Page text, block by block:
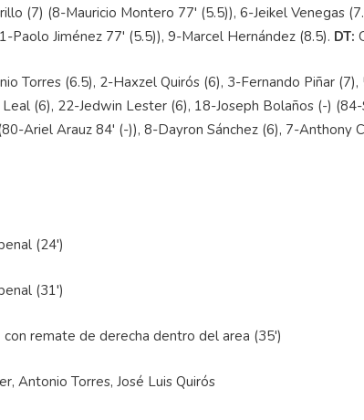
(7) (8-Mauricio Montero 77' (5.5)), 6-Jeikel Venegas
Paolo Jiménez 77' (5.5)), 9-Marcel Hernández (8.5). DT:
Torres (6.5), 2-Haxzel Quirós (6), 3-Fernando Piñar
(6), 22-Jedwin Lester (6), 18-Joseph Bolaños (-) (84-
Ariel Arauz 84' (-)), 8-Dayron Sánchez (6), 7-Anthony
(24')
(31')
con remate de derecha dentro del area (35')
Antonio Torres, José Luis Quirós